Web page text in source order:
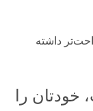
داشته
خودتان را